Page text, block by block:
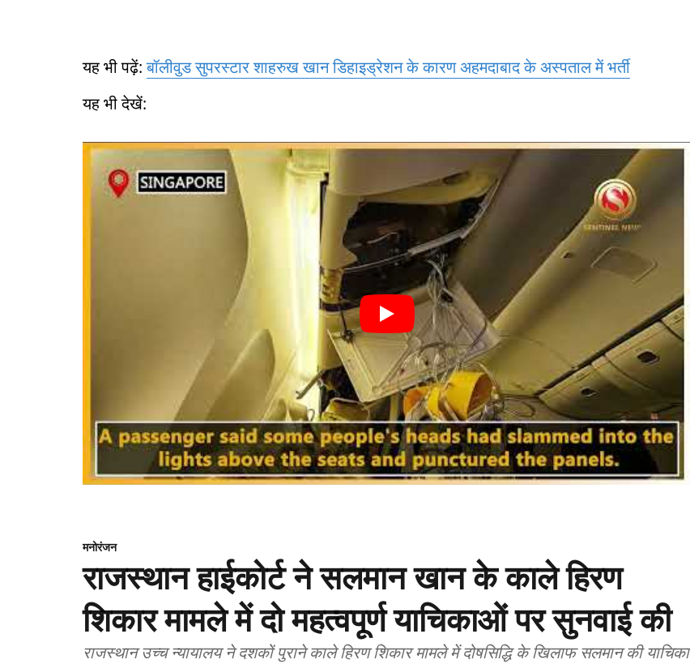
यह भी पढ़ें:बॉलीवुड सुपरस्टार शाहरुख खान डिहाइड्रेशन के कारण अहमदाबाद के अस्पताल में भर्ती
यह भी देखें:
मनोरंजन
राजस्थान हाईकोर्ट ने सलमान खान के काले हिरण
शिकार मामले में दो महत्वपूर्ण याचिकाओं पर सुनवाई की
राजस्थान उच्च न्यायालय ने दशकों पुराने काले हिरण शिकार मामले में दोषसिद्धि के खिलाफ सलमान की याचिका